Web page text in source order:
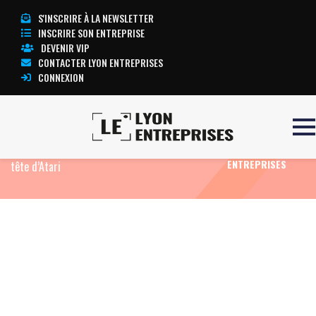
S'INSCRIRE À LA NEWSLETTER
INSCRIRE SON ENTREPRISE
DEVENIR VIP
CONTACTER LYON ENTREPRISES
CONNEXION
Retour à la case départ ?
tête d’Atari
TOUTE
ENTREPRISES